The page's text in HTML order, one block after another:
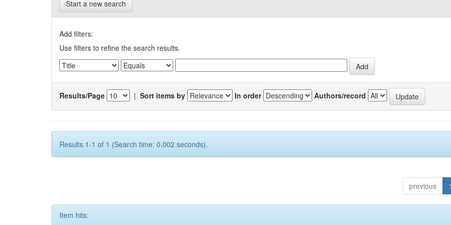
Start a new search
Add filters:
Use filters to refine the search results.
Results/Page | Sort items by In order Authors/record
Results 1-1 of 1 (Search time: 0.002 seconds).
previous 1
Item hits: